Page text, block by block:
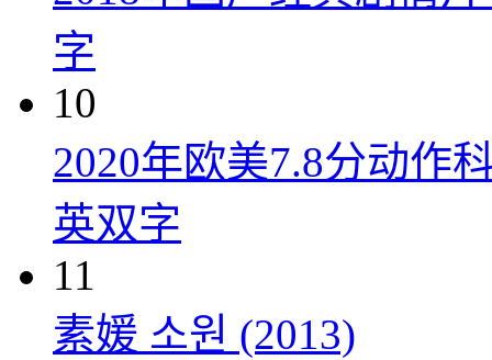
字
10
2020年欧美7.8分动作
英双字
11
素媛 소원 (2013)